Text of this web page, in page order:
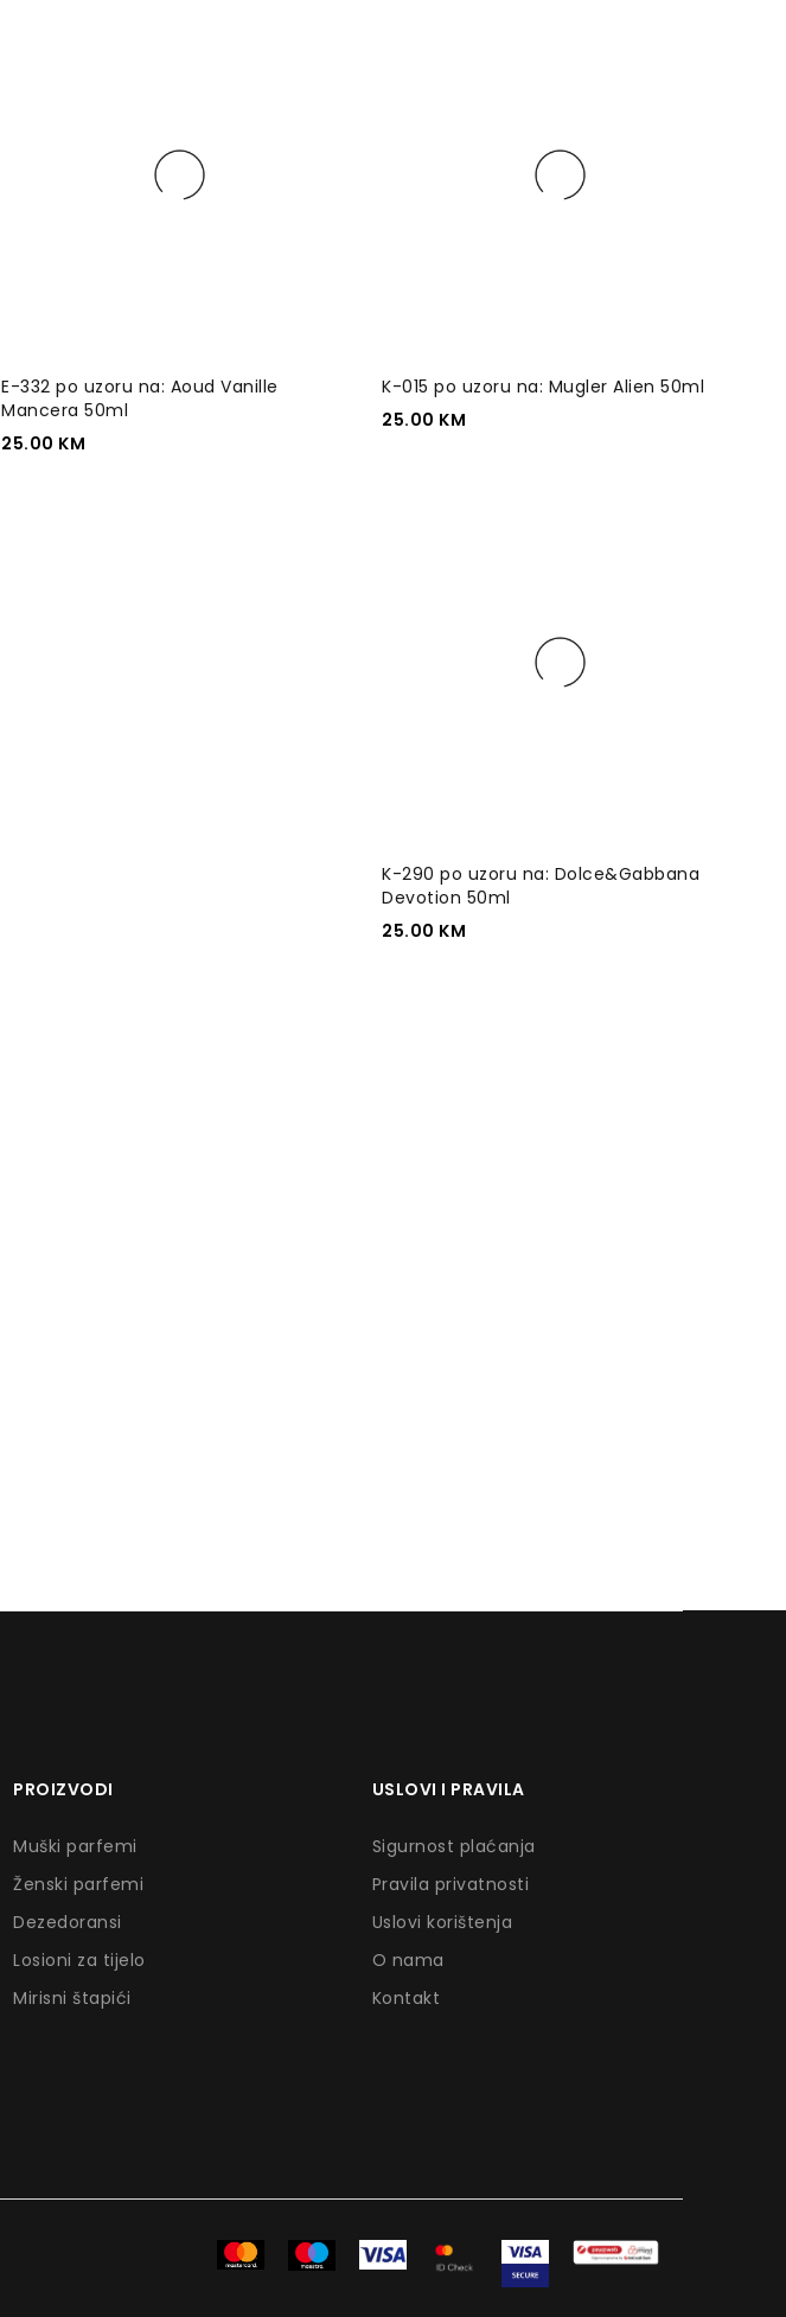
E-332 po uzoru na: Aoud Vanille
Mancera 50ml
25.00 KM
K-015 po uzoru na: Mugler Alien 50ml
25.00 KM
K-290 po uzoru na: Dolce&Gabbana
Devotion 50ml
25.00 KM
PROIZVODI
Muški parfemi
Ženski parfemi
Dezedoransi
Losioni za tijelo
Mirisni štapići
USLOVI I PRAVILA
Sigurnost plaćanja
Pravila privatnosti
Uslovi korištenja
O nama
Kontakt